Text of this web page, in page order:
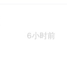
6小时前